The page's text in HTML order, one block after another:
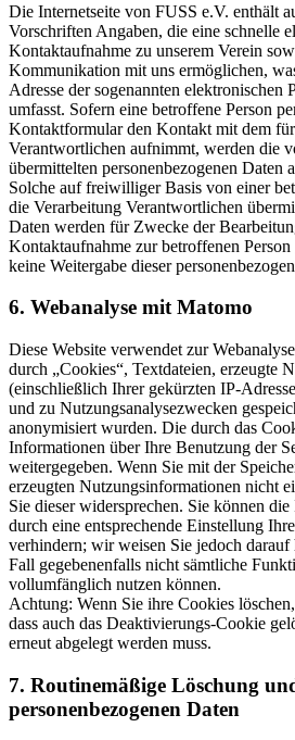
Die Internetseite von FUSS e.V. enthält
Vorschriften Angaben, die eine schnelle
Kontaktaufnahme zu unserem Verein
Kommunikation mit uns ermöglichen,
Adresse der sogenannten elektronischen
umfasst. Sofern eine betroffene Person
Kontaktformular den Kontakt mit dem
Verantwortlichen aufnimmt, werden die
übermittelten personenbezogenen Daten
Solche auf freiwilliger Basis von einer
die Verarbeitung Verantwortlichen
Daten werden für Zwecke der
Kontaktaufnahme zur betroffenen
keine Weitergabe dieser
6. Webanalyse mit Matomo
Diese Website verwendet zur
durch „Cookies“, Textdateien, erzeugte
(einschließlich Ihrer gekürzten IP-
und zu Nutzungsanalysezwecken
anonymisiert wurden. Die durch das
Informationen über Ihre Benutzung der
weitergegeben. Wenn Sie mit der
erzeugten Nutzungsinformationen nicht
Sie dieser widersprechen. Sie können
durch eine entsprechende Einstellung
verhindern; wir weisen Sie jedoch darauf
Fall gegebenenfalls nicht sämtliche
vollumfänglich nutzen können.
Achtung: Wenn Sie ihre Cookies
dass auch das Deaktivierungs-Cookie
erneut abgelegt werden muss.
7. Routinemäßige Löschung
personenbezogenen Daten